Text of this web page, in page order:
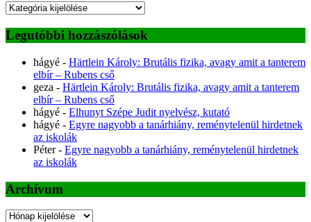
Kategóriák
Legutóbbi hozzászólások
hágyé - Härtlein Károly: Brutális fizika, avagy amit a tanterem
elbír – Rubens cső
geza - Härtlein Károly: Brutális fizika, avagy amit a tanterem
elbír – Rubens cső
hágyé - Elhunyt Szépe Judit nyelvész, kutató
hágyé - Egyre nagyobb a tanárhiány, reménytelenül hirdetnek
az iskolák
Péter- Egyre nagyobb a tanárhiány, reménytelenül hirdetnek
az iskolák
Archívum
Archívum